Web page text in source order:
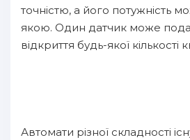
точністю, а його потужність
якою. Один датчик може
відкриття будь-якої кількості
Автомати різної складності